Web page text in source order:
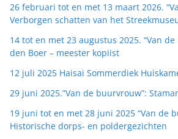
26 februari tot en met 13 maart 2026.
Verborgen schatten van het
14 tot en met 23 augustus 2025. “Van
den Boer – meester kopiist
12 juli 2025 Haisai Sommerdiek
29 juni 2025.”Van de buurvrouw”:
19 juni tot en met 28 juni 2025 “Van de
Historische dorps- en poldergezichten